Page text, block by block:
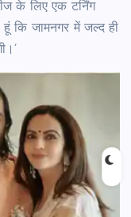
के लिए एक टर्निंग
हूं कि जामनगर में जल्द ही